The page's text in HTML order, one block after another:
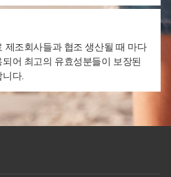
제조회사들과 협조 생산될 때 마다
어 최고의 유효성분들이 보장된
다.